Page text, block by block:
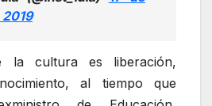
la cultura es liberación,
al tiempo que